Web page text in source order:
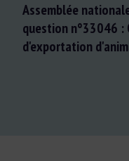
Assemblée
question n°33046
d'exportation